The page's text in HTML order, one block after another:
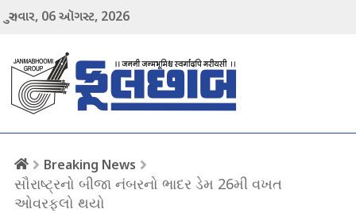
ગુરુવાર, 06ઑગસ્ટ, 2026
Breaking News
સૌરાષ્ટ્રનો બીજા નંબરનો ભાદર ડેમ 26મી વખત
ઓવરફલો થયો